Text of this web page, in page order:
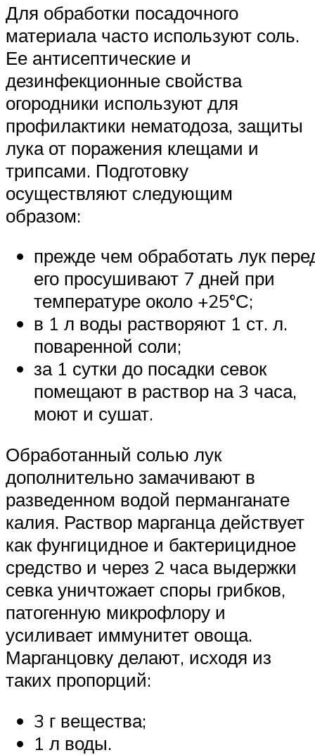
Для обработки посадочного
материала часто используют соль.
Ее антисептические и
дезинфекционные свойства
огородники используют для
профилактики нематодоза, защиты
лука от поражения клещами и
трипсами. Подготовку
осуществляют следующим
образом:
прежде чем обработать лук
его просушивают 7 дней при
температуре около +25°С;
в 1 л воды растворяют 1 ст. л.
поваренной соли;
за 1 сутки до посадки севок
помещают в раствор на 3 часа,
моют и сушат.
Обработанный солью лук
дополнительно замачивают в
разведенном водой перманганате
калия. Раствор марганца действует
как фунгицидное и бактерицидное
средство и через 2 часа выдержки
севка уничтожает споры грибков,
патогенную микрофлору и
усиливает иммунитет овоща.
Марганцовку делают, исходя из
таких пропорций:
3 г вещества;
1 л воды.